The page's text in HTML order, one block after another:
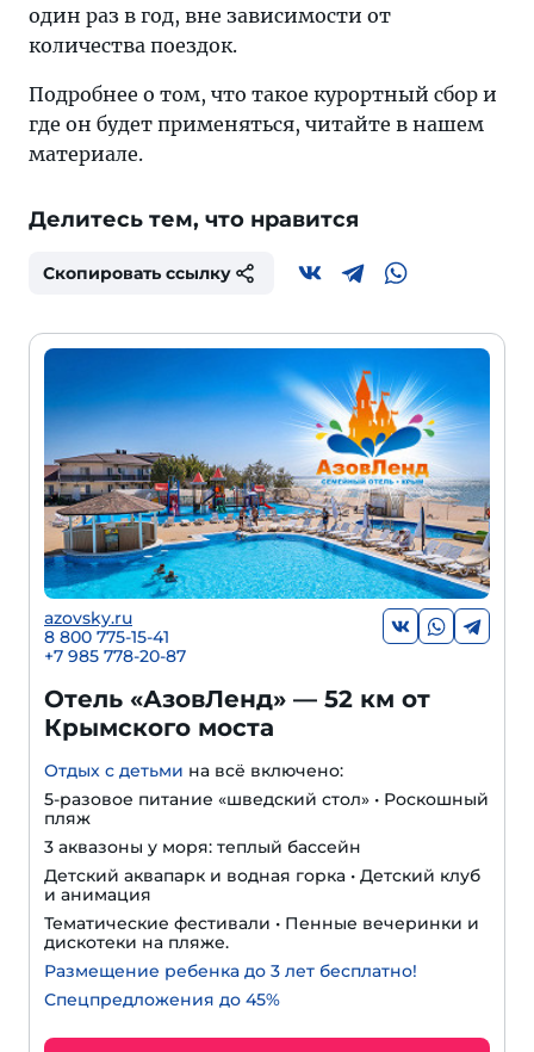
один раз в год, вне зависимости от
количества поездок.
Подробнее о том, что такое курортный сбор и
где он будет применяться, читайте в нашем
материале.
Делитесь тем, что нравится
Скопировать ссылку
azovsky.ru
8 800 775-15-41
+7 985 778-20-87
Отель «АзовЛенд» — 52 км от
Крымского моста
Отдых с детьми на всё включено:
5-разовое питание «шведский стол» • Роскошный
пляж
3 аквазоны у моря: теплый бассейн
Детский аквапарк и водная горка • Детский клуб
и анимация
Тематические фестивали • Пенные вечеринки и
дискотеки на пляже.
Размещение ребенка до 3 лет бесплатно!
Спецпредложения до 45%